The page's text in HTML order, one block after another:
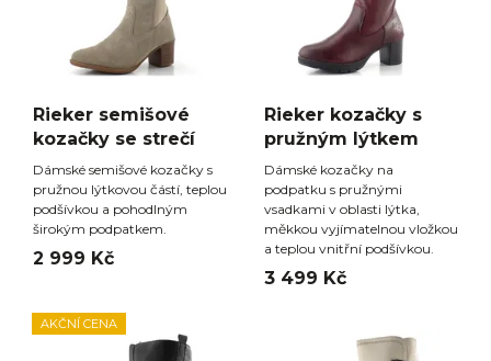
Rieker semišové
kozačky se strečí
Dámské semišové kozačky s
pružnou lýtkovou částí, teplou
podšívkou a pohodlným
širokým podpatkem.
2 999 Kč
Rieker kozačky s
pružným lýtkem
Dámské kozačky na
podpatku s pružnými
vsadkami v oblasti lýtka,
měkkou vyjímatelnou vložkou
a teplou vnitřní podšívkou.
3 499 Kč
AKČNÍ CENA